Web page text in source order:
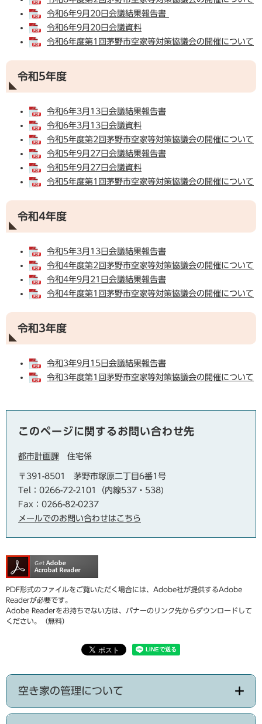
令和6年9月20日会議結果報告書
令和6年9月20日会議資料
令和6年度第1回茅野市空家等対策協議会の開催について
令和5年度
令和6年3月13日会議結果報告書
令和6年3月13日会議資料
令和5年度第2回茅野市空家等対策協議会の開催について
令和5年9月27日会議結果報告書
令和5年9月27日会議資料
令和5年度第1回茅野市空家等対策協議会の開催について
令和4年度
令和5年3月13日会議結果報告書
令和4年度第2回茅野市空家等対策協議会の開催について
令和4年9月21日会議結果報告書
令和4年度第1回茅野市空家等対策協議会の開催について
令和3年度
令和3年9月15日会議結果報告書
令和3年度第1回茅野市空家等対策協議会の開催について
このページに関するお問い合わせ先
都市計画課 住宅係
〒391-8501
茅野市塚原二丁目6番1号
Tel：0266-72-2101（内線537・538)
Fax：0266-82-0237
メールでのお問い合わせはこちら
PDF形式のファイルをご覧いただく場合には、Adobe社が提供するAdobe
Readerが必要です。
Adobe Readerをお持ちでない方は、バナーのリンク先からダウンロードして
ください。（無料）
空き家の管理について